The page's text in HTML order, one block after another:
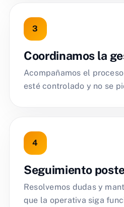
Coordinamos la
Acompañamos el
esté controlado y no se
Seguimiento
Resolvemos dudas y
que la operativa siga